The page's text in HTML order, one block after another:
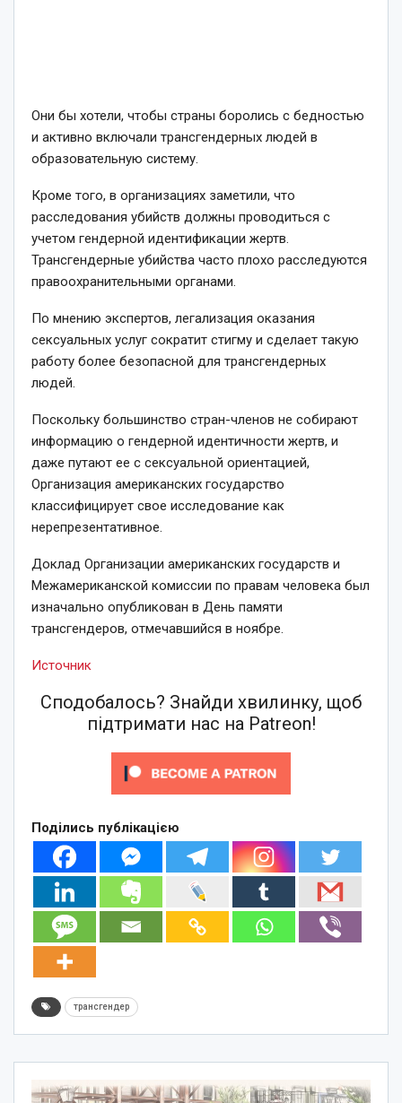
Они бы хотели, чтобы страны боролись с бедностью
и активно включали трансгендерных людей в
образовательную систему.
Кроме того, в организациях заметили, что
расследования убийств должны проводиться с
учетом гендерной идентификации жертв.
Трансгендерные убийства часто плохо расследуются
правоохранительными органами.
По мнению экспертов, легализация оказания
сексуальных услуг сократит стигму и сделает такую
работу более безопасной для трансгендерных
людей.
Поскольку большинство стран-членов не собирают
информацию о гендерной идентичности жертв, и
даже путают ее с сексуальной ориентацией,
Организация американских государство
классифицирует свое исследование как
нерепрезентативное.
Доклад Организации американских государств и
Межамериканской комиссии по правам человека был
изначально опубликован в День памяти
трансгендеров, отмечавшийся в ноябре.
Источник
Сподобалось? Знайди хвилинку, щоб
підтримати нас на Patreon!
Поділись публікацією
трансгендер